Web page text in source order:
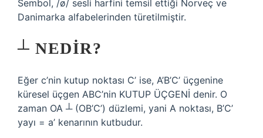
Sembol, /ø/ sesli harfini temsil ettiği Norveç ve
Danimarka alfabelerinden türetilmiştir.
┴ NEDIR?
Eğer c’nin kutup noktası C’ ise, A’B’C’ üçgenine
küresel üçgen ABC’nin KUTUP ÜÇGENİ denir. O
zaman OA ┴ (OB’C’) düzlemi, yani A noktası, B’C’
yayı = a’ kenarının kutbudur.